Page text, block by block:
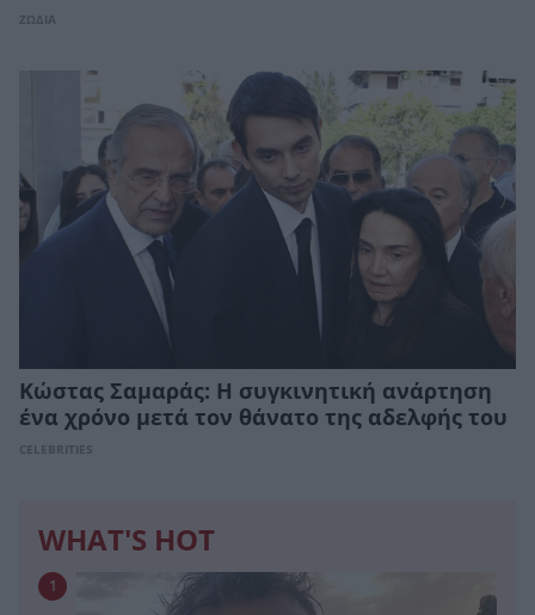
ΖΩΔΙΑ
Κώστας Σαμαράς: Η συγκινητική ανάρτηση
ένα χρόνο μετά τον θάνατο της αδελφής του
CELEBRITIES
WHAT'S HOT
1